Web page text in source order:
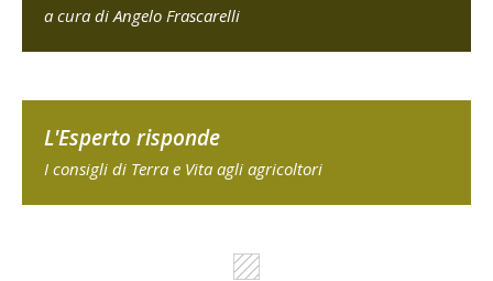
a cura di Angelo Frascarelli
L'Esperto risponde
I consigli di Terra e Vita agli agricoltori